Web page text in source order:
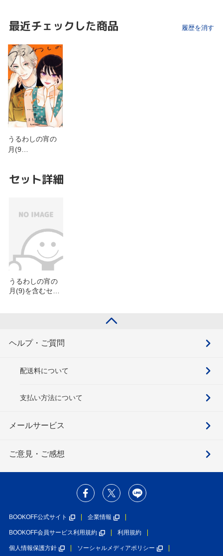
最近チェックした商品 履歴を消す
うるわしの宵の
月(9…
セット詳細
うるわしの宵の
月(9)を含むセッ
ヘルプ・ご質問
配送料について
支払い方法について
メールサービス
ご意見・ご感想
BOOKOFF公式サイト 企業情報
BOOKOFF会員サービス利用規約 利用規約
個人情報保護方針 ソーシャルメディアポリシー